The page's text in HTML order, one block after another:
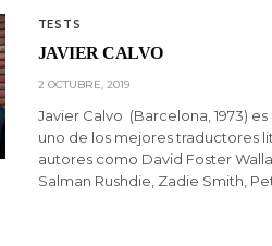
TESTS
JAVIER CALVO
2 OCTUBRE, 2019
Javier Calvo (Barcelona, 1973)
uno de los mejores traductores
autores como David Foster
Salman Rushdie, Zadie Smith,